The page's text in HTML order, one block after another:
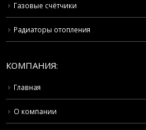
Газовые счётчики
Радиаторы отопления
КОМПАНИЯ:
Главная
О компании